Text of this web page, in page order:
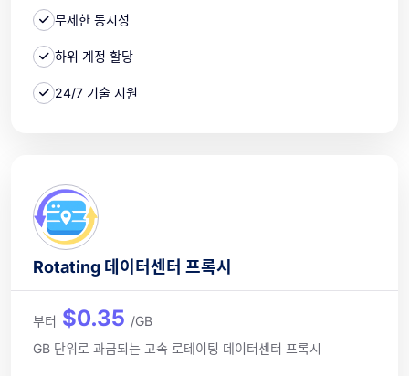
무제한 동시성
하위 계정 할당
24/7 기술 지원
Rotating 데이터센터 프록시
부터 $0.35 /GB
GB 단위로 과금되는 고속 로테이팅 데이터센터 프록시